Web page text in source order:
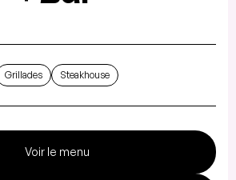
Grillades Steakhouse
Voir le menu